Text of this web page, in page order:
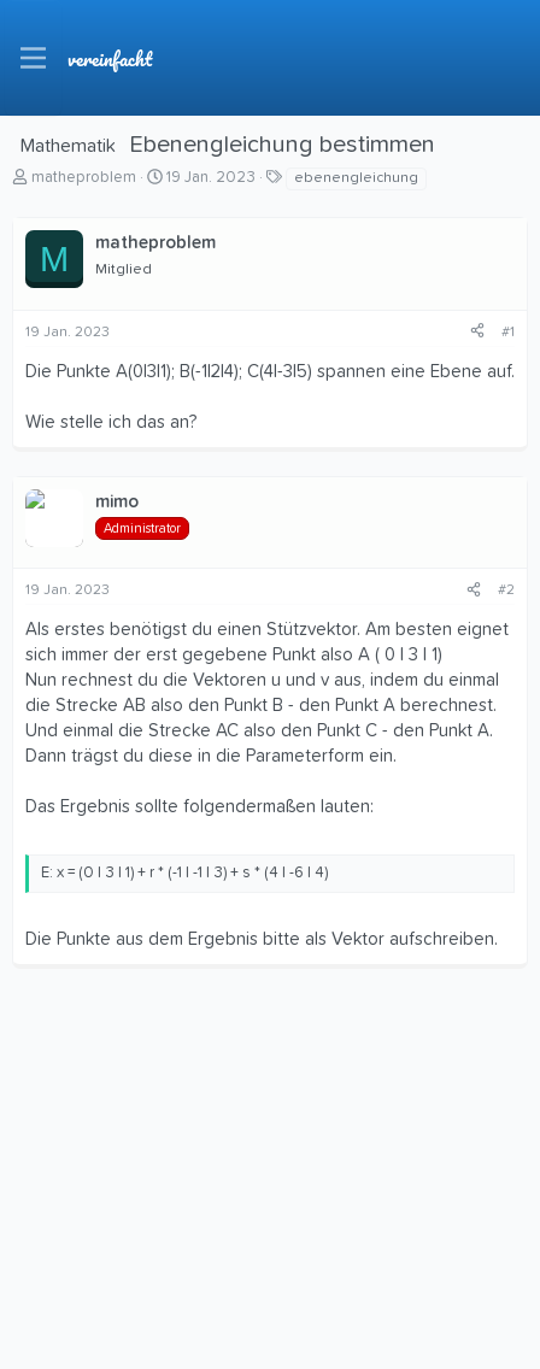
vereinfacht
Mathematik Ebenengleichung bestimmen
E
l
e
matheproblem
E
t
m
19 Jan. 2023
t
ebenengleichung
M matheproblem
Mitglied
19 Jan. 2023 #1
Die Punkte A(0|3|1); B(-1|2|4); C(4|-3|5) spannen eine Ebene auf.
Wie stelle ich das an?
mimo
Administrator
19 Jan. 2023 #2
Als erstes benötigst du einen Stützvektor. Am besten eignet
sich immer der erst gegebene Punkt also A ( 0 | 3 | 1)
Nun rechnest du die Vektoren u und v aus, indem du einmal
die Strecke AB also den Punkt B - den Punkt A berechnest.
Und einmal die Strecke AC also den Punkt C - den Punkt A.
Dann trägst du diese in die Parameterform ein.
Das Ergebnis sollte folgendermaßen lauten:
E: x = (0 | 3 | 1) + r * (-1 | -1 | 3) + s * (4 | -6 | 4)
Die Punkte aus dem Ergebnis bitte als Vektor aufschreiben.